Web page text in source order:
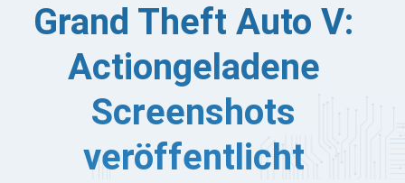
Grand Theft Auto V:
Actiongeladene
Screenshots
veröffentlicht